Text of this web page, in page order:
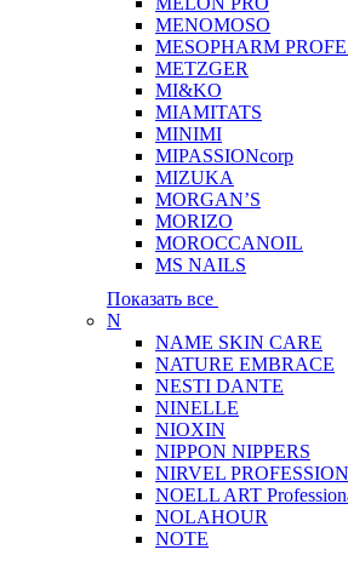
MENOMOSO
MESOPHARM
METZGER
MI&KO
MIAMITATS
MINIMI
MIPASSIONcorp
MIZUKA
MORGAN’S
MORIZO
MOROCCANOIL
MS NAILS
Показать все
N
NAME SKIN CARE
NATURE EMBRACE
NESTI DANTE
NINELLE
NIOXIN
NIPPON NIPPERS
NIRVEL
NOELL ART
NOLAHOUR
NOTE